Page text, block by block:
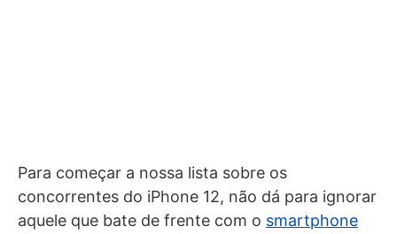
Para começar a nossa lista sobre os
concorrentes do iPhone 12, não dá para ignorar
aquele que bate de frente com o smartphone